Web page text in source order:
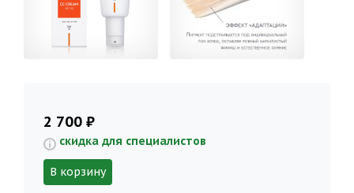
2 700 ₽
скидка для специалистов
В корзину